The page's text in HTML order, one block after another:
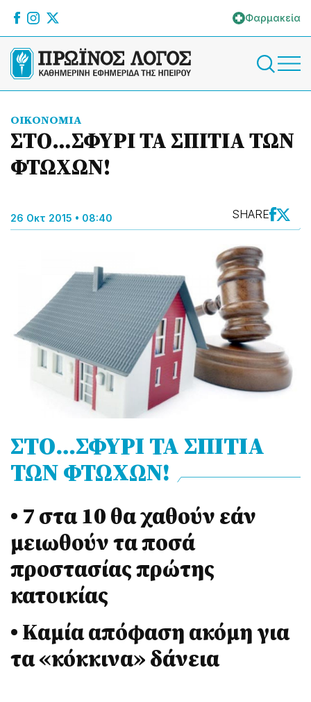
Φαρμακεία
ΟΙΚΟΝΟΜΙΑ
ΣΤΟ…ΣΦΥΡΙ ΤΑ ΣΠΙΤΙΑ ΤΩΝ
ΦΤΩΧΩΝ!
26 Οκτ 2015 • 08:40 SHARE
ΣΤΟ…ΣΦΥΡΙ ΤΑ ΣΠΙΤΙΑ
ΤΩΝ ΦΤΩΧΩΝ!
• 7 στα 10 θα χαθούν εάν
μειωθούν τα ποσά
προστασίας πρώτης
κατοικίας
• Καμία απόφαση ακόμη για
τα «κόκκινα» δάνεια